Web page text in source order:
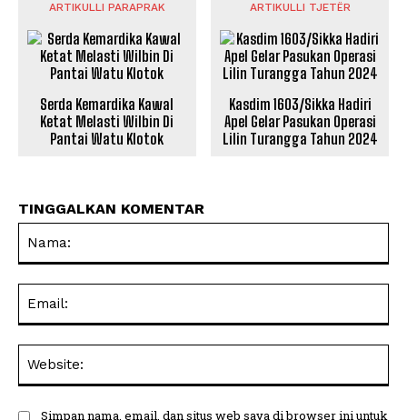
ARTIKULLI PARAPRAK
Serda Kemardika Kawal
Ketat Melasti Wilbin Di
Pantai Watu Klotok
ARTIKULLI TJETËR
Kasdim 1603/Sikka Hadiri
Apel Gelar Pasukan Operasi
Lilin Turangga Tahun 2024
TINGGALKAN KOMENTAR
Simpan nama, email, dan situs web saya di browser ini untuk